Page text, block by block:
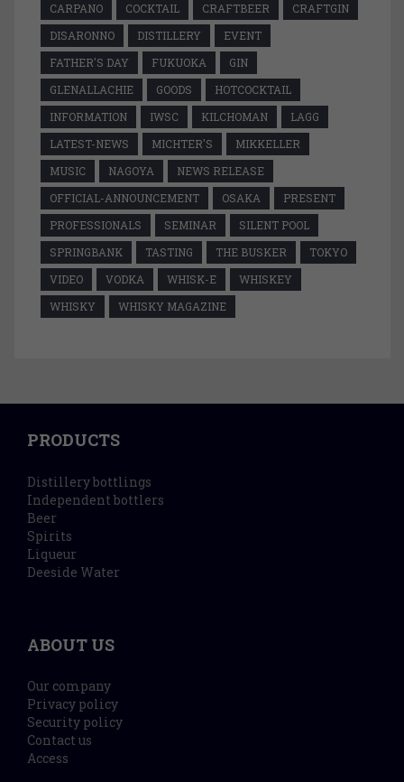
CARPANO
COCKTAIL CRAFTBEER
CRAFTGIN
DISARONNO
DISTILLERY
EVENT
FATHER'S DAY
FUKUOKA
GIN
GLENALLACHIE
GOODS
HOTCOCKTAIL
INFORMATION
IWSC KILCHOMAN
LAGG
LATEST-NEWS
MICHTER'S
MIKKELLER
MUSIC
NAGOYA
NEWS RELEASE
OFFICIAL-ANNOUNCEMENT
OSAKA
PRESENT
PROFESSIONALS
SEMINAR
SILENT POOL
SPRINGBANK
TASTING THE BUSKER
TOKYO
VIDEO
VODKA WHISK-E
WHISKEY
WHISKY
WHISKY MAGAZINE
PRODUCTS
Distillery bottlings
Independent bottlers
Beer
Spirits
Liqueur
Deeside Water
ABOUT US
Our company
Privacy policy
Security policy
Contact us
Access